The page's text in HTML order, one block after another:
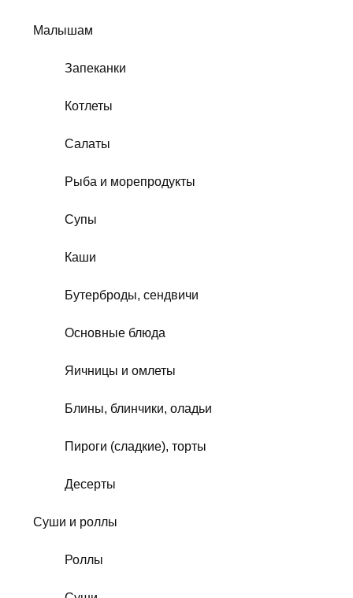
Малышам
Запеканки
Котлеты
Салаты
Рыба и морепродукты
Супы
Каши
Бутерброды, сендвичи
Основные блюда
Яичницы и омлеты
Блины, блинчики, оладьи
Пироги (сладкие), торты
Десерты
Суши и роллы
Роллы